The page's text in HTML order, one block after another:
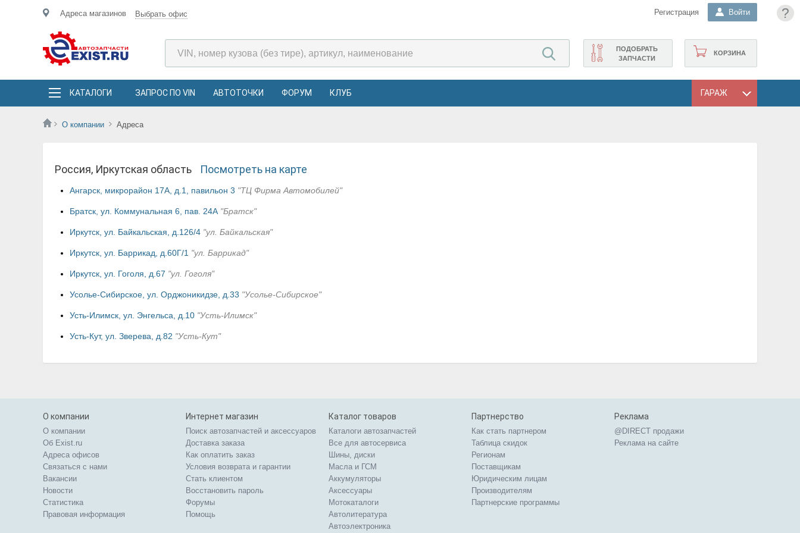
?
Адреса магазинов Выбрать офис Регистрация Войти
КОРЗИНА
ПОДОБРАТЬ
ЗАПЧАСТИ
КАТАЛОГИ ЗАПРОС ПО VIN АВТОТОЧКИ ФОРУМ КЛУБ ГАРАЖ
О компании Адреса
Россия, Иркутская область Посмотреть на карте
Ангарск, микрорайон 17А, д.1, павильон 3 "ТЦ Фирма Автомобилей"
Братск, ул. Коммунальная 6, пав. 24А "Братск"
Иркутск, ул. Байкальская, д.126/4 "ул. Байкальская"
Иркутск, ул. Баррикад, д.60Г/1 "ул. Баррикад"
Иркутск, ул. Гоголя, д.67 "ул. Гоголя"
Усолье-Сибирское, ул. Орджоникидзе, д.33 "Усолье-Сибирское"
Усть-Илимск, ул. Энгельса, д.10 "Усть-Илимск"
Усть-Кут, ул. Зверева, д.82 "Усть-Кут"
О компании
О компании
Об Exist.ru
Адреса офисов
Связаться с нами
Вакансии
Новости
Статистика
Правовая информация
Интернет магазин
Поиск автозапчастей и аксессуаров
Доставка заказа
Как оплатить заказ
Условия возврата и гарантии
Стать клиентом
Восстановить пароль
Форумы
Помощь
Каталог товаров
Каталоги автозапчастей
Все для автосервиса
Шины, диски
Масла и ГСМ
Аккумуляторы
Аксессуары
Мотокаталоги
Автолитература
Автоэлектроника
Партнерство
Как стать партнером
Таблица скидок
Регионам
Поставщикам
Юридическим лицам
Производителям
Партнерские программы
Реклама
@DIRECT продажи
Реклама на сайте